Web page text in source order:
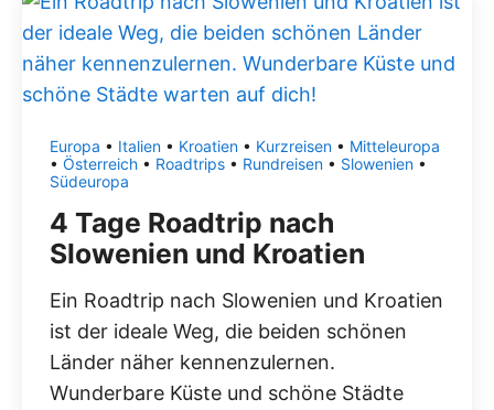
Europa • Italien • Kroatien • Kurzreisen • Mitteleuropa
• Österreich • Roadtrips • Rundreisen • Slowenien •
Südeuropa
4 Tage Roadtrip nach
Slowenien und Kroatien
Ein Roadtrip nach Slowenien und Kroatien
ist der ideale Weg, die beiden schönen
Länder näher kennenzulernen.
Wunderbare Küste und schöne Städte